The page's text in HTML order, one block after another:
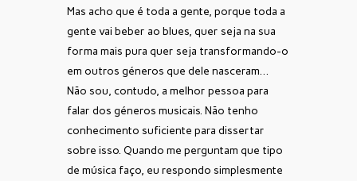
Mas acho que é toda a gente, porque toda a
gente vai beber ao blues, quer seja na sua
forma mais pura quer seja transformando-o
em outros géneros que dele nasceram…
Não sou, contudo, a melhor pessoa para
falar dos géneros musicais. Não tenho
conhecimento suficiente para dissertar
sobre isso. Quando me perguntam que tipo
de música faço, eu respondo simplesmente